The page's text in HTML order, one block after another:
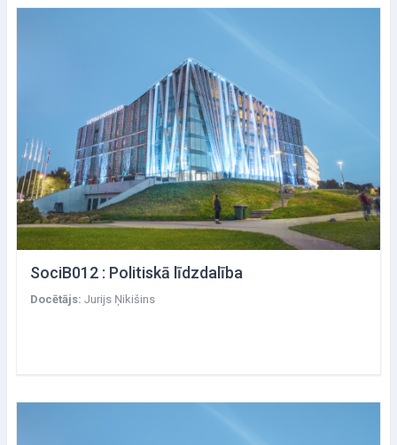
SociB012 : Politiskā līdzdalība
Docētājs: Jurijs Ņikišins